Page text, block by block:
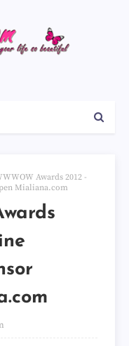
Awards 2012 -
Mialiana.com